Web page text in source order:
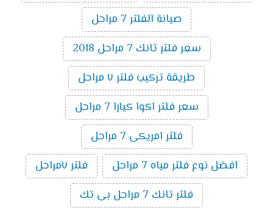
صيانة الفلتر 7 مراحل
سعر فلتر تانك 7 مراحل 2018
طريقة تركيب فلتر ٧ مراحل
سعر فلتر اكوا كيارا 7 مراحل
فلتر امريكى 7 مراحل
افضل نوع فلتر مياه 7 مراحل
فلتر ٧مراحل
فلتر تانك 7 مراحل بى تك